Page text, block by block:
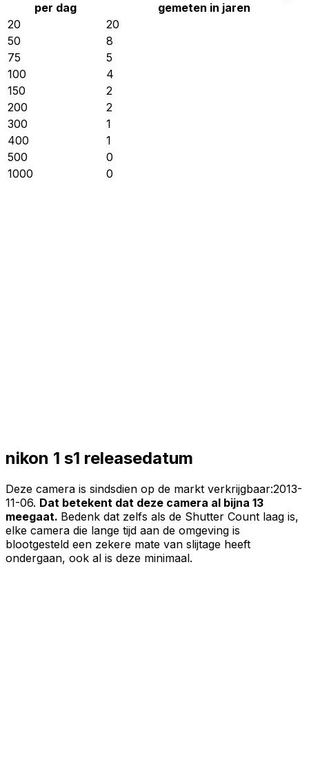
per dag
gemeten in jaren
20
20
50
8
75
5
100
4
150
2
200
2
300
1
400
1
500
0
1000
0
nikon 1 s1 releasedatum
Deze camera is sindsdien op de markt verkrijgbaar:2013-
11-06. Dat betekent dat deze camera al bijna 13
meegaat. Bedenk dat zelfs als de Shutter Count laag is,
elke camera die lange tijd aan de omgeving is
blootgesteld een zekere mate van slijtage heeft
ondergaan, ook al is deze minimaal.